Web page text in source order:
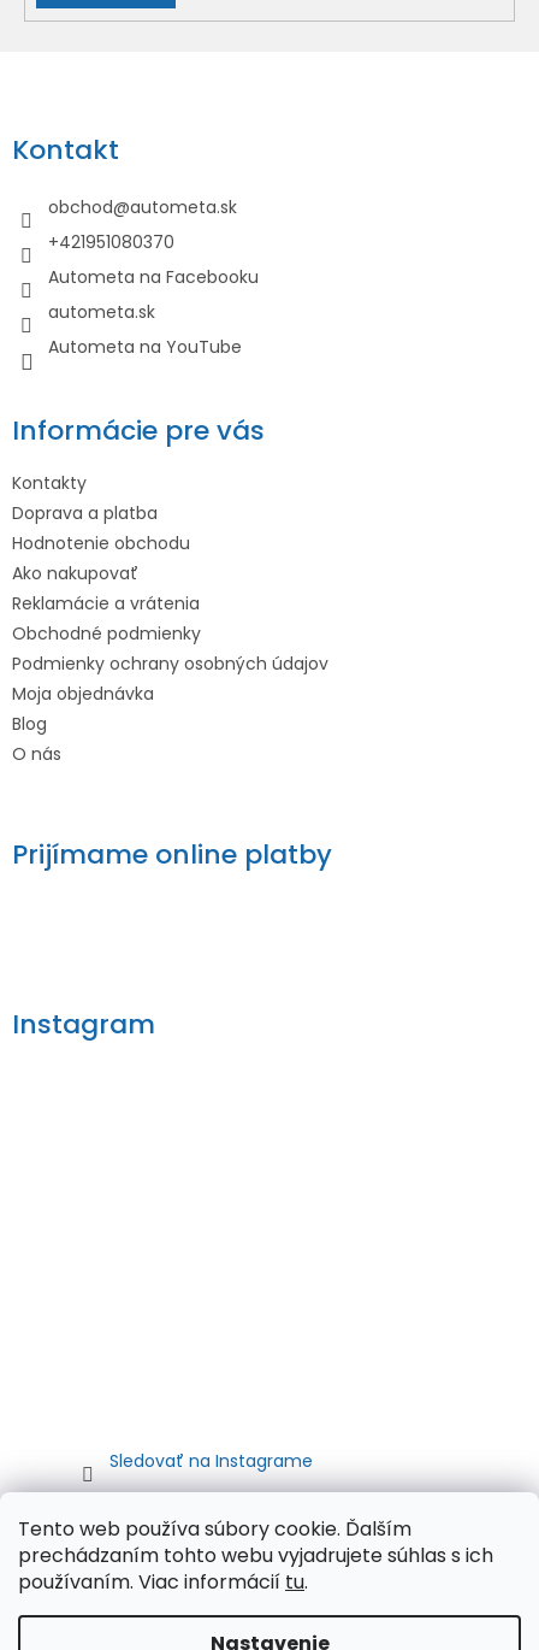
Tento web používa súbory cookie. Ďalším
prechádzaním tohto webu vyjadrujete súhlas s ich
používaním. Viac informácií tu.
Nastavenie
p
äKontakt
obchod@autometa.sk
+421951080370
Autometa na Facebooku
autometa.sk
Autometa na YouTube
Informácie pre vás
Kontakty
Doprava a platba
Hodnotenie obchodu
Ako nakupovať
Reklamácie a vrátenia
Obchodné podmienky
Podmienky ochrany osobných údajov
Moja objednávka
Blog
O nás
Prijímame online platby
Instagram
Sledovať na Instagrame